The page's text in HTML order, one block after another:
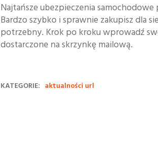
Najtańsze ubezpieczenia
Bardzo szybko i sprawnie zakupisz dla
potrzebny. Krok po kroku wprowadź
dostarczone na skrzynkę mailową.
KATEGORIE: aktualności url